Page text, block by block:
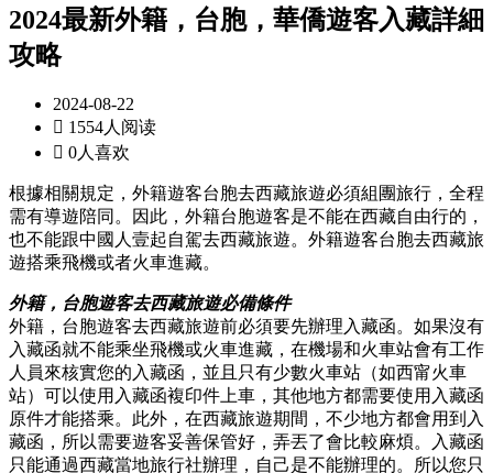
2024最新外籍，台胞，華僑遊客入藏詳細
攻略
2024-08-22
 1554人阅读
 0人喜欢
根據相關規定，外籍遊客台胞去西藏旅遊必須組團旅行，全程
需有導遊陪同。因此，外籍台胞遊客是不能在西藏自由行的，
也不能跟中國人壹起自駕去西藏旅遊。外籍遊客台胞去西藏旅
遊搭乘飛機或者火車進藏。
外籍，台胞遊客去西藏旅遊必備條件
外籍，台胞遊客去西藏旅遊前必須要先辦理入藏函。如果沒有
入藏函就不能乘坐飛機或火車進藏，在機場和火車站會有工作
人員來核實您的入藏函，並且只有少數火車站（如西甯火車
站）可以使用入藏函複印件上車，其他地方都需要使用入藏函
原件才能搭乘。此外，在西藏旅遊期間，不少地方都會用到入
藏函，所以需要遊客妥善保管好，弄丟了會比較麻煩。入藏函
只能通過西藏當地旅行社辦理，自己是不能辦理的。所以您只